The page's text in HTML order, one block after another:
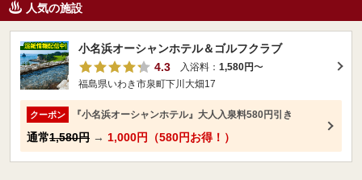
人気の施設
小名浜オーシャンホテル＆ゴルフクラブ
4.3
入浴料： 1,580円〜
福島県いわき市泉町下川大畑17
クーポン 『小名浜オーシャンホテル』大人入泉料580円引き
通常1,580円 → 1,000円（580円お得！）